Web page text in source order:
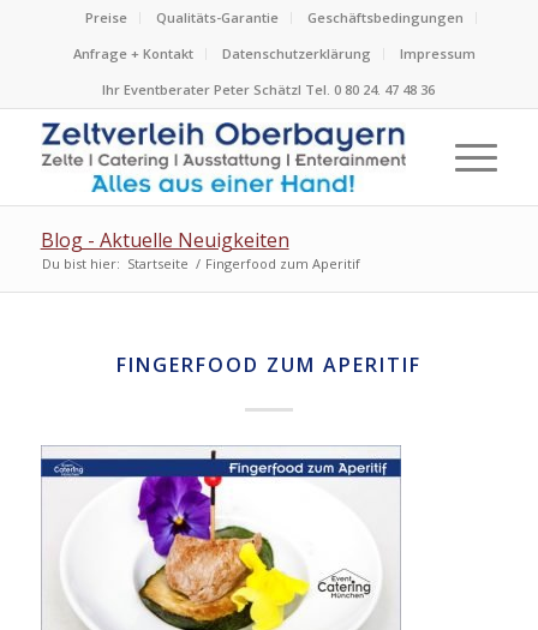
Preise Qualitäts-Garantie
Geschäftsbedingungen
Anfrage + Kontakt
Datenschutzerklärung
Impressum
Ihr Eventberater Peter Schätzl Tel. 0 80 24. 47 48 36
Blog - Aktuelle Neuigkeiten
Du bist hier: Startseite / Fingerfood zum Aperitif
FINGERFOOD ZUM APERITIF